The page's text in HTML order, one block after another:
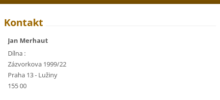
Kontakt
Jan Merhaut
Dílna :
Zázvorkova 1999/22
Praha 13 - Lužiny
155 00